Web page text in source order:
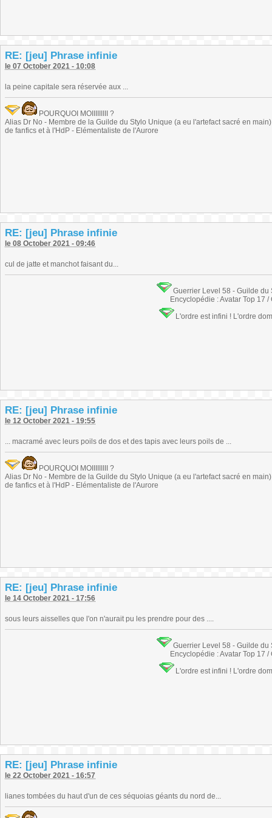
RE: [jeu] Phrase infinie
le 07 October 2021 - 10:08
la peine capitale sera réservée aux ...
POURQUOI MOIIIIIIIII ?
Alias Dr No - Membre de la Guilde du Stylo Unique (a eu l'artefact sacré en
de fanfics et à l'HdP - Elémentaliste de l'Aurore
RE: [jeu] Phrase infinie
le 08 October 2021 - 09:46
cul de jatte et manchot faisant du...
Guerrier Level 58 - Guilde
Encyclopédie : Avatar Top 17 /
L'ordre est infini ! L'ordre
RE: [jeu] Phrase infinie
le 12 October 2021 - 19:55
... macramé avec leurs poils de dos et des tapis avec leurs poils de ...
POURQUOI MOIIIIIIIII ?
Alias Dr No - Membre de la Guilde du Stylo Unique (a eu l'artefact sacré en
de fanfics et à l'HdP - Elémentaliste de l'Aurore
RE: [jeu] Phrase infinie
le 14 October 2021 - 17:56
sous leurs aisselles que l'on n'aurait pu les prendre pour des ....
Guerrier Level 58 - Guilde
Encyclopédie : Avatar Top 17 /
L'ordre est infini ! L'ordre
RE: [jeu] Phrase infinie
le 22 October 2021 - 16:57
lianes tombées du haut d'un de ces séquoias géants du nord de...